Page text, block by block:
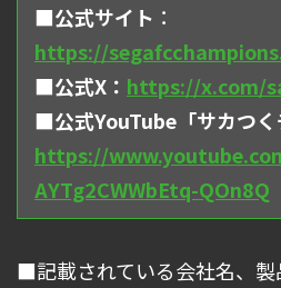
■公式サイト ：
https://
■公式X： https://x.com/
■公式YouTube「サカつく
https://
AYTg2CWWbEtq-QOn8Q
■記載されている会社名、